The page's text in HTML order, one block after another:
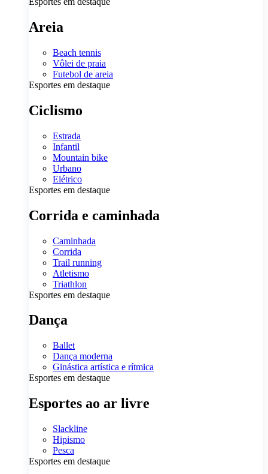
Areia
Beach tennis
Vôlei de praia
Futebol de areia
Esportes em destaque
Ciclismo
Estrada
Infantil
Mountain bike
Urbano
Elétrico
Esportes em destaque
Corrida e caminhada
Caminhada
Corrida
Trail running
Atletismo
Triathlon
Esportes em destaque
Dança
Ballet
Dança moderna
Ginástica artística e rítmica
Esportes em destaque
Esportes ao ar livre
Slackline
Hipismo
Pesca
Esportes em destaque